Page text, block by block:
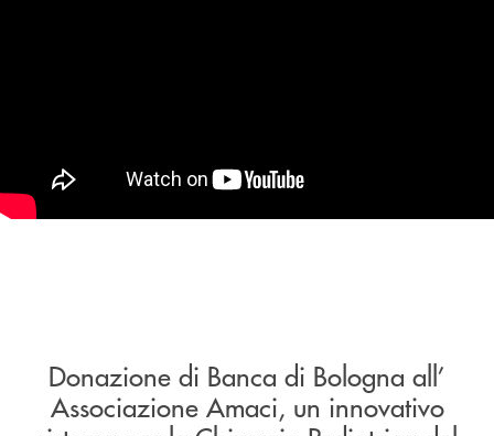
Donazione di Banca di Bologna all’
Associazione Amaci, un innovativo